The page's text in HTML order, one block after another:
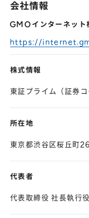
会社情報
GMOインターネット
https://
株式情報
東証プライム（証券
所在地
東京都渋谷区桜丘町
代表者
代表取締役 社長執行